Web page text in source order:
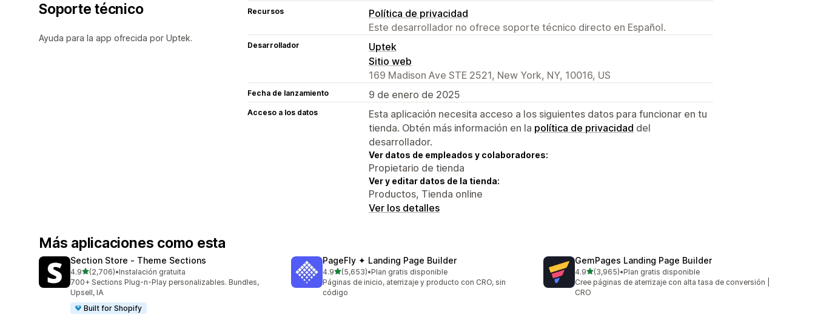
Soporte técnico
Ayuda para la app ofrecida por Uptek.
Recursos
Política de privacidad
Este desarrollador no ofrece soporte técnico directo en Español.
Desarrollador
Uptek
Sitio web
169 Madison Ave STE 2521, New York, NY, 10016, US
Fecha de lanzamiento 9 de enero de 2025
Acceso a los datos
Esta aplicación necesita acceso a los siguientes datos para funcionar en tu
tienda. Obtén más información en la política de privacidad del
desarrollador.
Ver datos de empleados y colaboradores:
Propietario de tienda
Ver y editar datos de la tienda:
Productos, Tienda online
Ver los detalles
Más aplicaciones como esta
Section Store ‑ Theme Sections
4.9de 5 estrellas
(2,706)
2706 reseñas en total
•Instalación gratuita
700+ Sections Plug-n-Play personalizables. Bundles,
Upsell, IA
Built for Shopify
PageFly ✦ Landing Page Builder
4.9de 5 estrellas
(5,653)
5653 reseñas en total
•Plan gratis disponible
Páginas de inicio, aterrizaje y producto con CRO, sin
código
GemPages Landing Page Builder
4.9de 5 estrellas
(3,965)
3965 reseñas en total
•Plan gratis disponible
Cree páginas de aterrizaje con alta tasa de conversión |
CRO